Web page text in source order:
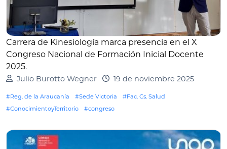
Carrera de Kinesiología marca presencia en el X
Congreso Nacional de Formación Inicial Docente
2025.
Julio Burotto Wegner 19 de noviembre 2025
#Reg. de la Araucanía #Sede Victoria
#Fac. Cs. Salud
#ConocimientoyTerritorio
#congreso